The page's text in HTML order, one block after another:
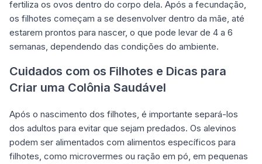
fertiliza os ovos dentro do corpo dela. Após a fecundação,
os filhotes começam a se desenvolver dentro da mãe, até
estarem prontos para nascer, o que pode levar de 4 a 6
semanas, dependendo das condições do ambiente.
Cuidados com os Filhotes e Dicas para
Criar uma Colônia Saudável
Após o nascimento dos filhotes, é importante separá-los
dos adultos para evitar que sejam predados. Os alevinos
podem ser alimentados com alimentos específicos para
filhotes, como microvermes ou ração em pó, em pequenas